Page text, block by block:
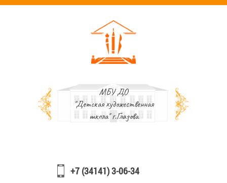
МБУ ДО
"Детская художественная
школа" г.Глазова
+7 (34141) 3-06-34